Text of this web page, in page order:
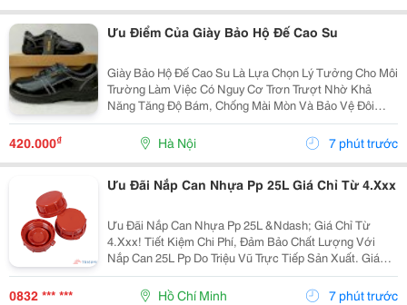
Ưu Điểm Của Giày Bảo Hộ Đế Cao Su
Giày Bảo Hộ Đế Cao Su Là Lựa Chọn Lý Tưởng Cho Môi
Trường Làm Việc Có Nguy Cơ Trơn Trượt Nhờ Khả
Năng Tăng Độ Bám, Chống Mài Mòn Và Bảo Vệ Đôi
Chân Hiệu Quả. Chất Liệu Đế Cao Su Giúp Giảm Nguy
Cơ Tai Nạn, Hỗ Trợ Người Lao Động Di Chuyển An
Toàn, Linh...
420.000₫ Hà Nội 7 phút trước
Ưu Đãi Nắp Can Nhựa Pp 25L Giá Chỉ Từ 4.Xxx
Ưu Đãi Nắp Can Nhựa Pp 25L &Ndash; Giá Chỉ Từ
4.Xxx! Tiết Kiệm Chi Phí, Đảm Bảo Chất Lượng Với
Nắp Can 25L Pp Do Triệu Vũ Trực Tiếp Sản Xuất. Giá
Ưu Đãi Chỉ Từ 4.Xxx/Cái (Giá Cũ 7.Xxx/Cái). ✅ Nhựa
Pp Nguyên Sinh Bền Chắc, Chịu Nhiệt Và Kháng...
0832 *** *** Hồ Chí Minh 7 phút trước